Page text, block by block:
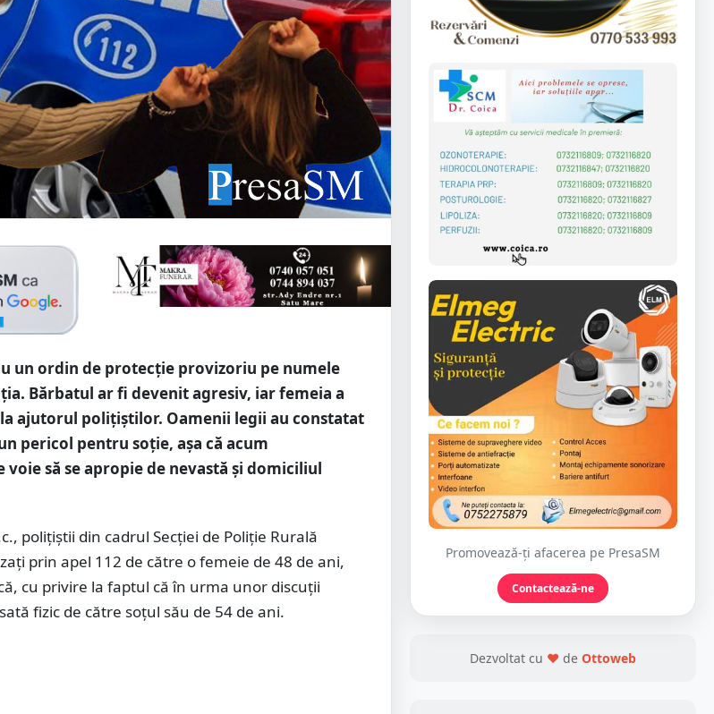
un ordin de protecție provizoriu pe numele
Bărbatul ar fi devenit agresiv, iar femeia a
ajutorul polițiștilor. Oamenii legii au constatat
pericol pentru soție, așa că acum
să se apropie de nevastă și domiciliul
polițiștii din cadrul Secției de Poliție Rurală
prin apel 112 de către o femeie de 48 de ani,
cu privire la faptul că în urma unor discuții
fizic de către soțul său de 54 de ani.
Promovează-ți afacerea pe PresaSM
Contactează-ne
Dezvoltat cu ❤ de Ottoweb